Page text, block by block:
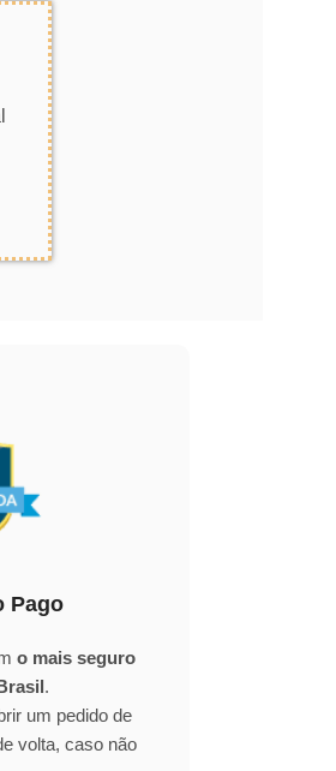
Pago
o mais seguro
.
um pedido de
volta, caso não